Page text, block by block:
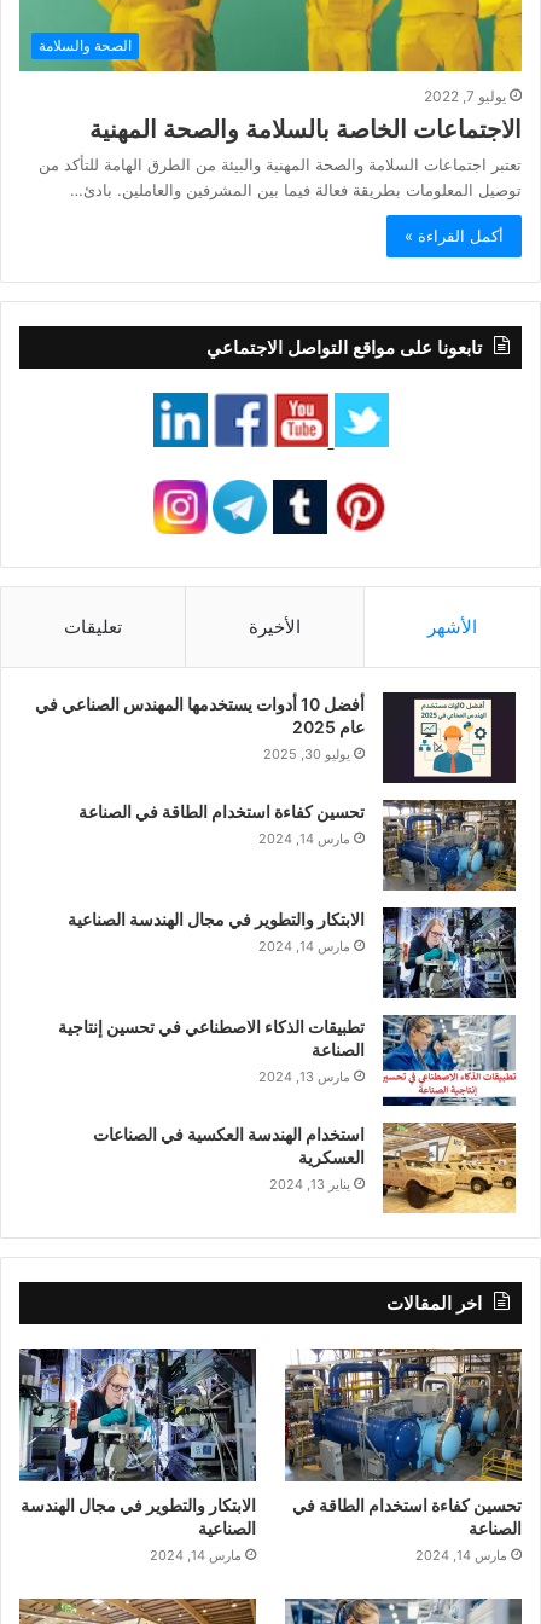
الصحة والسلامة
يوليو 7, 2022
الاجتماعات الخاصة بالسلامة والصحة المهنية
تعتبر اجتماعات السلامة والصحة المهنية والبيئة من الطرق الهامة للتأكد من
توصيل المعلومات بطريقة فعالة فيما بين المشرفين والعاملين. بادئ…
أكمل القراءة »
تابعونا على مواقع التواصل الاجتماعي
الأشهر الأخيرة تعليقات
أفضل 10 أدوات يستخدمها المهندس الصناعي في
عام 2025
يوليو 30, 2025
تحسين كفاءة استخدام الطاقة في الصناعة
مارس 14, 2024
الابتكار والتطوير في مجال الهندسة الصناعية
مارس 14, 2024
تطبيقات الذكاء الاصطناعي في تحسين إنتاجية
الصناعة
مارس 13, 2024
استخدام الهندسة العكسية في الصناعات
العسكرية
يناير 13, 2024
اخر المقالات
تحسين كفاءة استخدام الطاقة في
الصناعة
مارس 14, 2024
الابتكار والتطوير في مجال الهندسة
الصناعية
مارس 14, 2024